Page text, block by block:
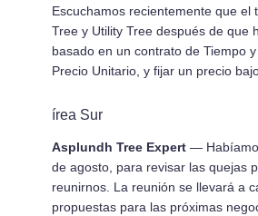
Escuchamos recientemente que
Tree y Utility Tree después de que
basado en un contrato de Tiempo
Precio Unitario, y fijar un precio
í­rea Sur
Asplundh Tree Expert —
de agosto, para revisar las quejas
reunirnos. La reunión se llevará a
propuestas para las próximas